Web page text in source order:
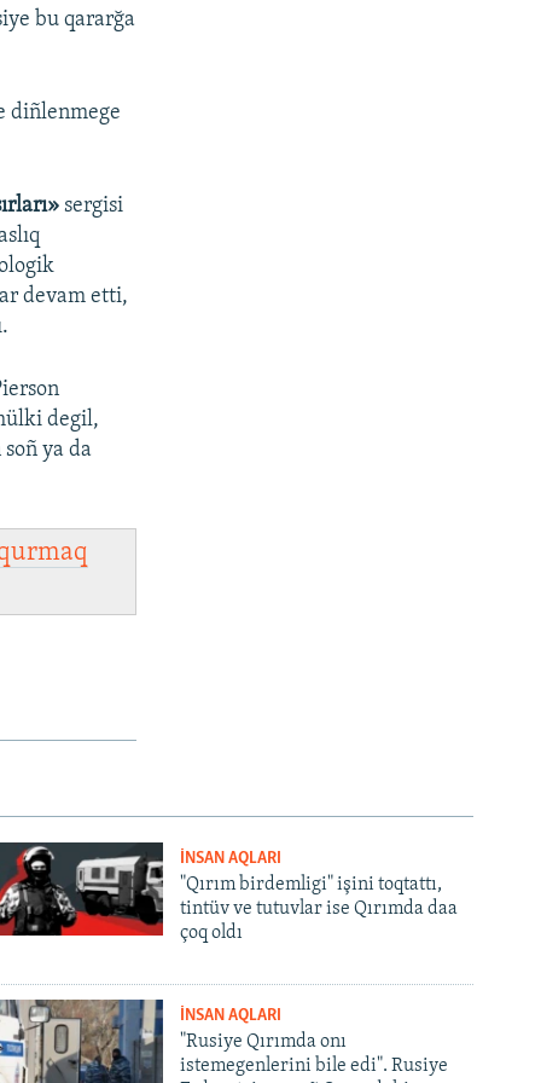
bu qararğa
diñlenmege
sergisi
devam etti,
degil,
ya da
İNSAN AQLARI
"Qırım birdemligi" işini toqtattı,
tintüv ve tutuvlar ise Qırımda daa
çoq oldı
İNSAN AQLARI
"Rusiye Qırımda onı
istemegenlerini bile edi". Rusiye